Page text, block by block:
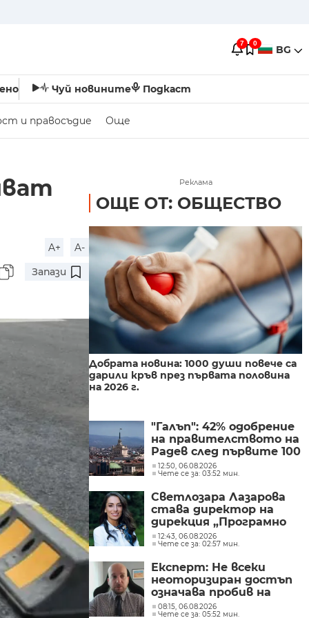
7 0 BG
Чуй новините Подкаст
и правосъдие Още
A+
A-
Запази
Реклама
ОЩЕ ОТ: ОБЩЕСТВО
Добрата новина: 1000 души повече са
дарили кръв през първата половина
на 2026 г.
"Галъп": 42% одобрение
на правителството на
Радев след първите 100
дни управление
12:50, 06.08.2026
Чете се за: 03:52 мин.
Светлозара Лазарова
става директор на
дирекция „Програмно
съдържание“ в БНТ
12:43, 06.08.2026
Чете се за: 02:57 мин.
Експерт: Не всеки
неоторизиран достъп
означава пробив на
данни, но показва
08:15, 06.08.2026
Чете се за: 05:52 мин.